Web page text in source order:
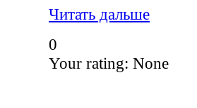
Читать дальше
0
Your rating: None